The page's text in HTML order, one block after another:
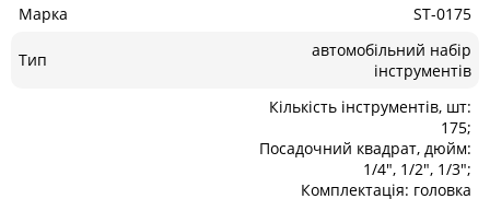
Марка
ST-0175
Тип
автомобільний набір
інструментів
Кількість інструментів, шт:
175;
Посадочний квадрат, дюйм:
1/4", 1/2", 1/3";
Комплектація: головка